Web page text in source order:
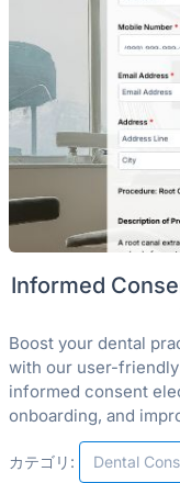
Informed
Boost your dental
with our user-
informed consent
onboarding, and
カテゴリ: Dental